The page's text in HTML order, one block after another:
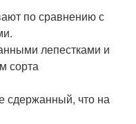
по сравнению с
лепестками и
сорта
сдержанный, что на